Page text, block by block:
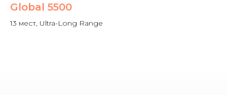
Global 5500
13 мест, Ultra-Long Range